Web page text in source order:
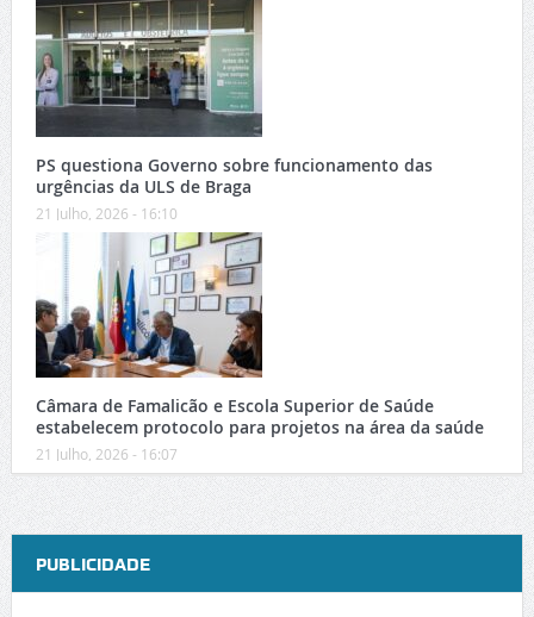
PS questiona Governo sobre funcionamento das
urgências da ULS de Braga
21 Julho, 2026 - 16:10
Câmara de Famalicão e Escola Superior de Saúde
estabelecem protocolo para projetos na área da saúde
21 Julho, 2026 - 16:07
PUBLICIDADE